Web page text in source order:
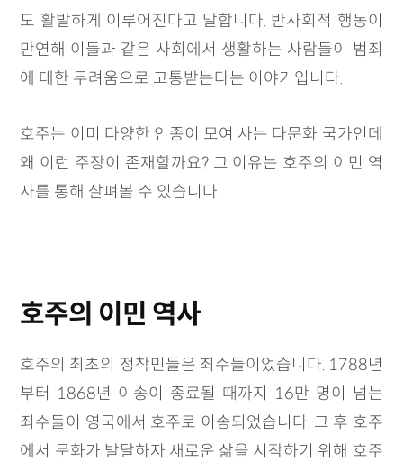
도 활발하게 이루어진다고 말합니다. 반사회적 행동이
만연해 이들과 같은 사회에서 생활하는 사람들이 범죄
에 대한 두려움으로 고통받는다는 이야기입니다.
호주는 이미 다양한 인종이 모여 사는 다문화 국가인데
왜 이런 주장이 존재할까요? 그 이유는 호주의 이민 역
사를 통해 살펴볼 수 있습니다.
호주의 이민 역사
호주의 최초의 정착민들은 죄수들이었습니다. 1788년
부터 1868년 이송이 종료될 때까지 16만 명이 넘는
죄수들이 영국에서 호주로 이송되었습니다. 그 후 호주
에서 문화가 발달하자 새로운 삶을 시작하기 위해 호주